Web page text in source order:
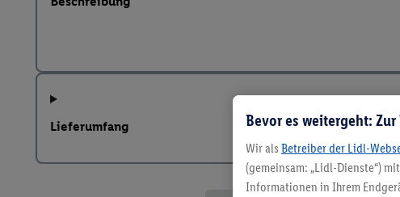
Lieferumfang Bevor es weitergeht:
Wir als Betreiber der Lidl-
(gemeinsam: „Lidl-Dienste“)
Informationen in Ihrem